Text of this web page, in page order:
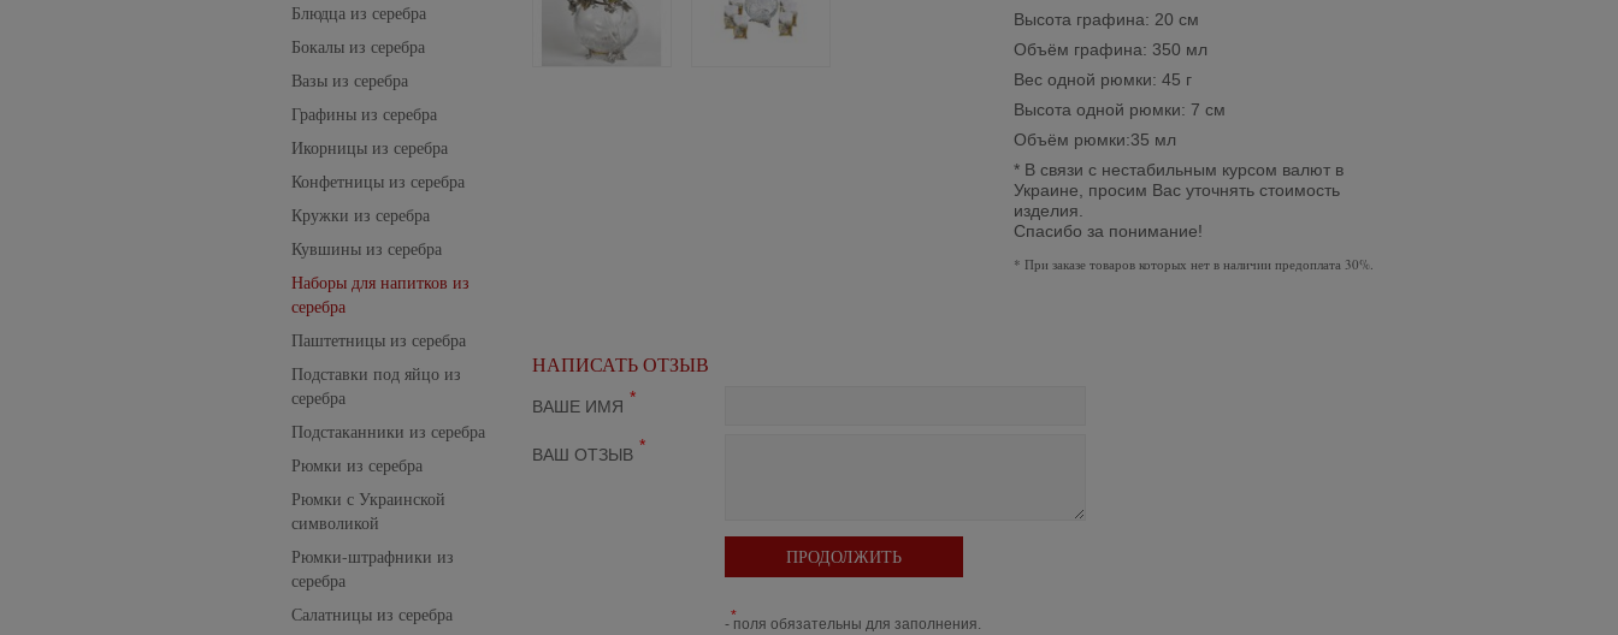
Блюдца из серебра
Бокалы из серебра
Вазы из серебра
Графины из серебра
Икорницы из серебра
Конфетницы из серебра
Кружки из серебра
Кувшины из серебра
Наборы для напитков из
серебра
Паштетницы из серебра
Подставки под яйцо из
серебра
Подстаканники из серебра
Рюмки из серебра
Рюмки с Украинской
символикой
Рюмки-штрафники из
серебра
Салатницы из серебра
Высота графина: 20 см
Объём графина: 350 мл
Вес одной рюмки: 45 г
Высота одной рюмки: 7 см
Объём рюмки:35 мл
* В связи с нестабильным курсом валют в
Украине, просим Вас уточнять стоимость
изделия.
Спасибо за понимание!
* При заказе товаров которых нет в наличии предоплата 30%.
НАПИСАТЬ ОТЗЫВ
ВАШЕ ИМЯ *
ВАШ ОТЗЫВ *
ПРОДОЛЖИТЬ
*
- поля обязательны для заполнения.